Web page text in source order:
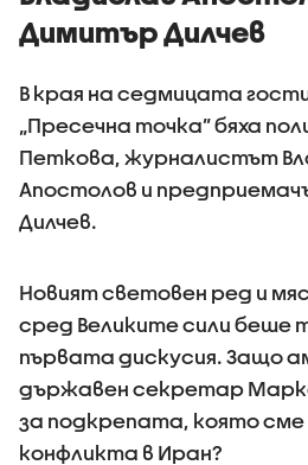
Димитър Дилчев
В края на седмицата
„Пресечна точка” бяха
Петкова, журналистът
Апостолов и
Дилчев.
Новият световен ред и
сред Великите сили беше
първата дискусия. Защо
държавен секретар
за подкрепата, която сме
конфликта в Иран?